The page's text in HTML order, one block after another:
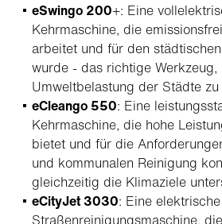
eSwingo 200+: Eine
Kehrmaschine, die
arbeitet und für den
wurde - das richtige Werkzeug,
Umweltbelastung der Städte
eCleango 550: Eine
Kehrmaschine, die hohe
bietet und für die
und kommunalen Reinigung
gleichzeitig die Klimaziele
eCityJet 3030: Eine
Straßenreinigungsmaschine,